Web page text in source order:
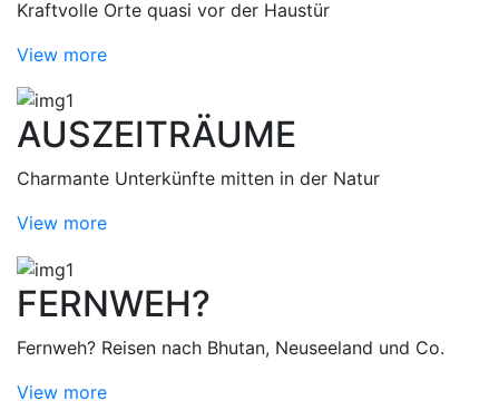
Kraftvolle Orte quasi vor der Haustür
View more
AUSZEITRÄUME
Charmante Unterkünfte mitten in der Natur
View more
FERNWEH?
Fernweh? Reisen nach Bhutan, Neuseeland und Co.
View more